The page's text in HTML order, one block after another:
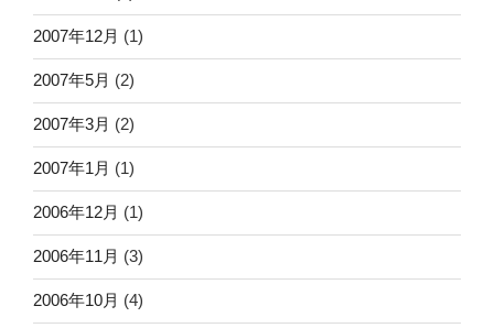
2007年12月 (1)
2007年5月 (2)
2007年3月 (2)
2007年1月 (1)
2006年12月 (1)
2006年11月 (3)
2006年10月 (4)